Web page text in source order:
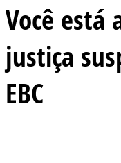
Você está
justiça
EBC